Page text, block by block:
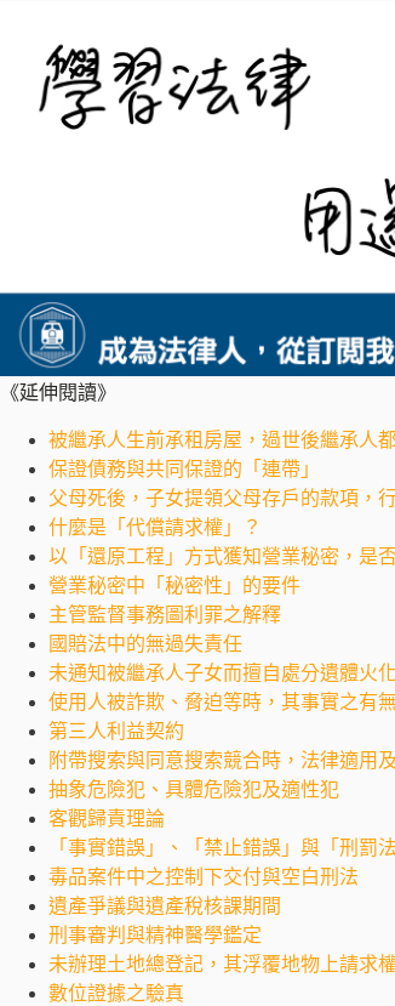
《延伸閱讀》
被繼承人生前承租房屋，過世後繼承人
保證債務與共同保證的「連帶」
父母死後，子女提領父母存戶的款項，
什麼是「代償請求權」？
以「還原工程」方式獲知營業秘密，是
營業秘密中「秘密性」的要件
主管監督事務圖利罪之解釋
國賠法中的無過失責任
未通知被繼承人子女而擅自處分遺體火
使用人被詐欺、脅迫等時，其事實之有
第三人利益契約
附帶搜索與同意搜索競合時，法律適用
抽象危險犯、具體危險犯及適性犯
客觀歸責理論
「事實錯誤」、「禁止錯誤」與「刑罰
毒品案件中之控制下交付與空白刑法
遺產爭議與遺產稅核課期間
刑事審判與精神醫學鑑定
未辦理土地總登記，其浮覆地物上請求
數位證據之驗真